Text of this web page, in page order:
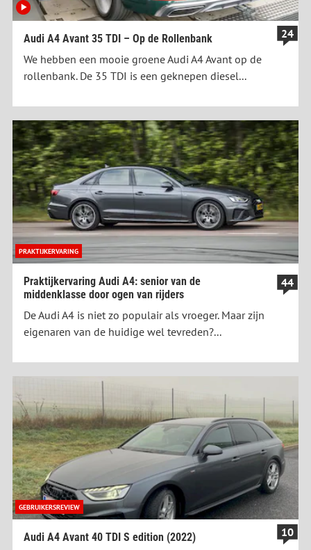
Audi A4 Avant 35 TDI – Op de Rollenbank
24
We hebben een mooie groene Audi A4 Avant op de
rollenbank. De 35 TDI is een geknepen diesel...
PRAKTIJKERVARING
Praktijkervaring Audi A4: senior van de
middenklasse door ogen van rijders
44
De Audi A4 is niet zo populair als vroeger. Maar zijn
eigenaren van de huidige wel tevreden?...
GEBRUIKERSREVIEW
Audi A4 Avant 40 TDI S edition (2022)
10